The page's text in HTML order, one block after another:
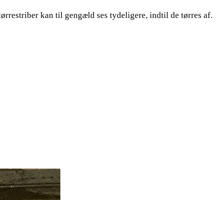
kan til gengæld ses tydeligere, indtil de tørres af.